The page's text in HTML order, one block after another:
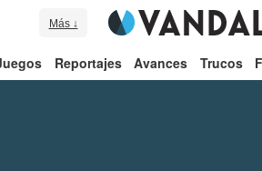
Más ↓
Reportajes Avances Trucos